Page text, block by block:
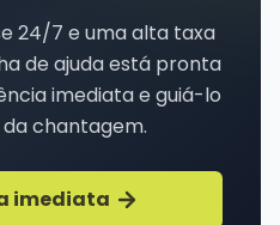
24/7 e uma alta taxa
de ajuda está pronta
imediata e guiá-lo
chantagem.
imediata